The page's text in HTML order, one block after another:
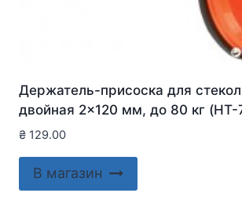
Держатель-присоска для
двойная 2×120 мм, до 80 кг (HT-
₴ 129.00
В магазин